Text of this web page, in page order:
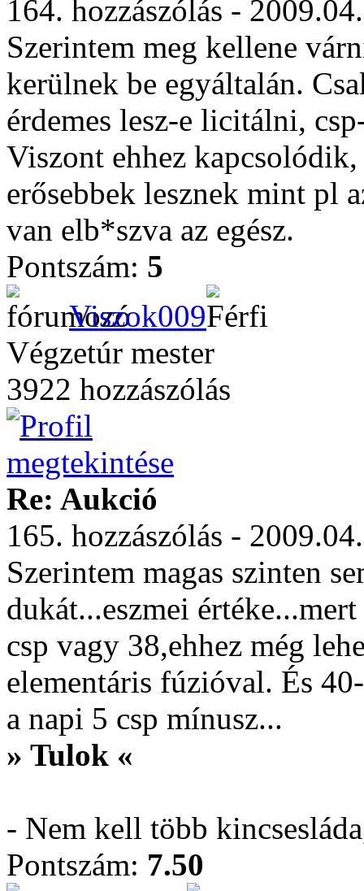
164. hozzászólás -
Szerintem meg kellene
kerülnek be egyáltalán.
érdemes lesz-e licitálni,
Viszont ehhez
erősebbek lesznek mint pl
van elb*szva az egész.
Pontszám: 5
Viszok009
Végzetúr mester
3922 hozzászólás
Re: Aukció
165. hozzászólás -
Szerintem magas szinten
dukát...eszmei
csp vagy 38,ehhez még
elementáris fúzióval. És
a napi 5 csp mínusz...
» Tulok «
- Nem kell több
Pontszám: 7.50